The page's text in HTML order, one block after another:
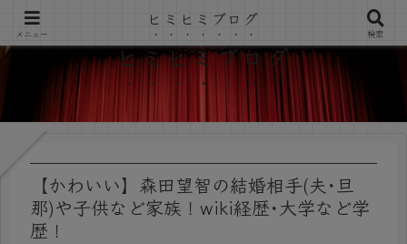
ヒミヒミブログ
【かわいい】森田望智の結婚相手(夫･旦
那)や子供など家族！wiki経歴･大学など学
歴！
メニュー
ヒミヒミブログ
検索